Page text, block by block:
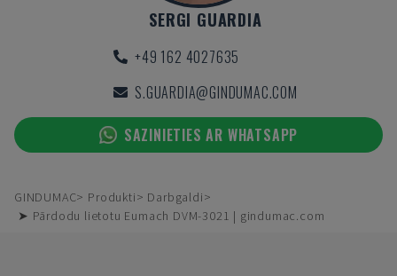
SERGI GUARDIA
+49 162 4027635
S.GUARDIA@GINDUMAC.COM
SAZINIETIES AR WHATSAPP
GINDUMAC Produkti
Darbgaldi
➤ Pārdodu lietotu Eumach DVM-3021 | gindumac.com